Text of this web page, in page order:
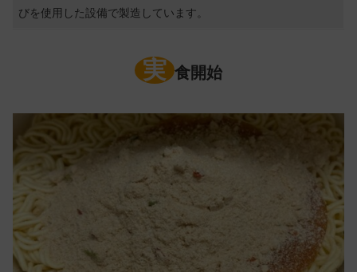
びを使用した設備で製造しています。
実 食開始